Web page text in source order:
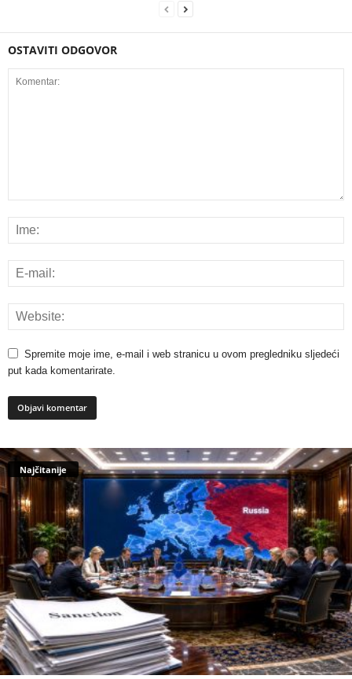
OSTAVITI ODGOVOR
Spremite moje ime, e-mail i web stranicu u ovom pregledniku sljedeći
put kada komentarirate.
Najčitanije